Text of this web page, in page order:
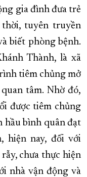
gia đình đưa trẻ
tuyên truyền
biết phòng bệnh.
Thành, là xã
tiêm chủng mở
tâm. Nhờ đó,
được tiêm chủng
hầu bình quân đạt
hiện nay, đối với
chưa thực hiện
nhà vận động và